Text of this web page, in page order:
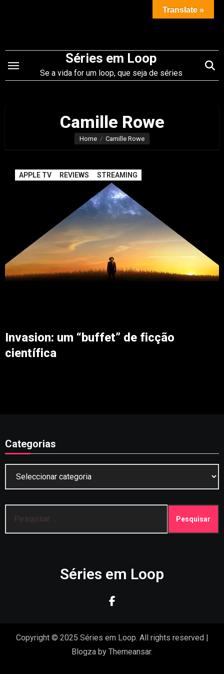
conteúdo
Séries em Loop
Se a vida for um loop, que seja de séries
Camille Rowe
Home Camille Rowe
APPLE TV REVIEWS STREAMING
Invasion: um “buffet” de ficção
científica
Categorias
por:
Séries em Loop
Copyright © 2025 Séries em Loop. All rights reserved |
Blogza by Themeansar.
Translate »